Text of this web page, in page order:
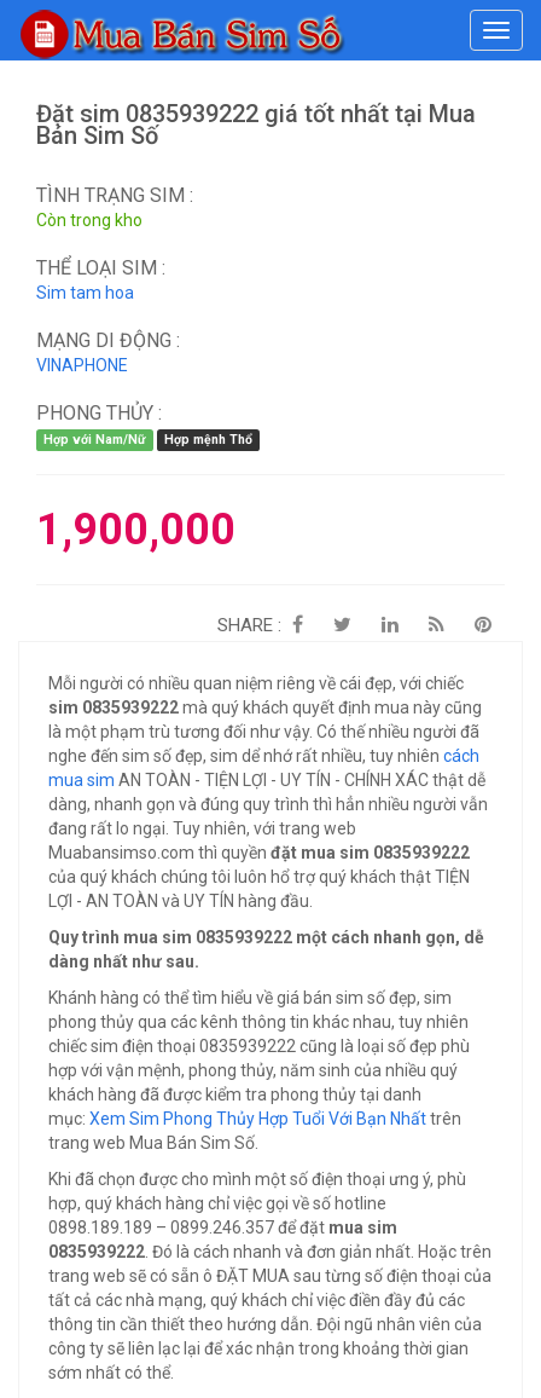
#
Đặt sim 0835939222 giá tốt nhất tại Mua
Bán Sim Số
TÌNH TRẠNG SIM :
Còn trong kho
THỂ LOẠI SIM :
Sim tam hoa
MẠNG DI ĐỘNG :
VINAPHONE
PHONG THỦY :
Hợp với Nam/Nữ Hợp mệnh Thổ
1,900,000
SHARE :
Mỗi người có nhiều quan niệm riêng về cái đẹp, với chiếc
sim 0835939222mà quý khách quyết định mua này cũng
là một phạm trù tương đối như vậy. Có thế nhiều người đã
nghe đến sim số đẹp, sim dể nhớ rất nhiều, tuy nhiên cách
mua sim AN TOÀN - TIỆN LỢI - UY TÍN - CHÍNH XÁC thật dễ
dàng, nhanh gọn và đúng quy trình thì hẳn nhiều người vẫn
đang rất lo ngại. Tuy nhiên, với trang web
Muabansimso.com thì quyền đặt mua sim 0835939222
của quý khách chúng tôi luôn hổ trợ quý khách thật TIỆN
LỢI - AN TOÀN và UY TÍN hàng đầu.
Quy trình mua sim 0835939222 một cách nhanh gọn, dễ
dàng nhất như sau.
Khánh hàng có thể tìm hiểu về giá bán sim số đẹp, sim
phong thủy qua các kênh thông tin khác nhau, tuy nhiên
chiếc sim điện thoại 0835939222 cũng là loại số đẹp phù
hợp với vận mệnh, phong thủy, năm sinh của nhiều quý
khách hàng đã được kiểm tra phong thủy tại danh
mục: Xem Sim Phong Thủy Hợp Tuổi Với Bạn Nhấttrên
trang web Mua Bán Sim Số.
Khi đã chọn được cho mình một số điện thoại ưng ý, phù
hợp, quý khách hàng chỉ việc gọi về số hotline
0898.189.189 – 0899.246.357 để đặt mua sim
0835939222 . Đó là cách nhanh và đơn giản nhất. Hoặc trên
trang web sẽ có sẵn ô ĐẶT MUA sau từng số điện thoại của
tất cả các nhà mạng, quý khách chỉ việc điền đầy đủ các
thông tin cần thiết theo hướng dẫn. Đội ngũ nhân viên của
công ty sẽ liên lạc lại để xác nhận trong khoảng thời gian
sớm nhất có thể.